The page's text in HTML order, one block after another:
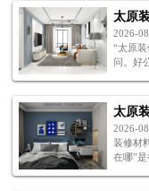
2026-
“太原
问。好
2026-
装修材
在哪”